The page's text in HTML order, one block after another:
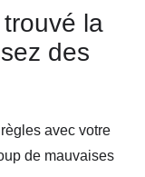
la
des
avec votre
de mauvaises